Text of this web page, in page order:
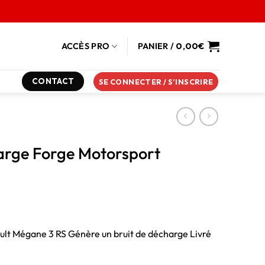
ACCÈS PRO PANIER / 0,00€
CONTACT SE CONNECTER / S’INSCRIRE
Forge Motorsport
Mégane 3 RS Génère un bruit de décharge Livré